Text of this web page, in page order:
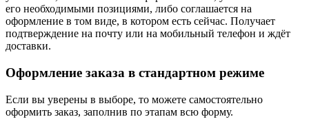
его необходимыми позициями, либо соглашается на
оформление в том виде, в котором есть сейчас. Получает
подтверждение на почту или на мобильный телефон и ждёт
доставки.
Оформление заказа в стандартном режиме
Если вы уверены в выборе, то можете самостоятельно
оформить заказ, заполнив по этапам всю форму.